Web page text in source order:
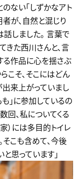
のない「しずかなアト
が、自然と混じり
しました。 言葉で
きた西川さんと、言
る作品に心を揺さぶ
こそ、そこにはどん
来上がっていまし
」に参加しているの
回、私についてくる
）には多目的トイレ
そこも含めて、今後
思っています」